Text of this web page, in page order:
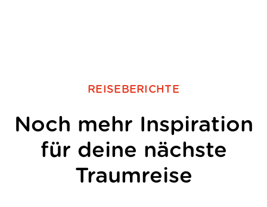
REISEBERICHTE
Noch mehr Inspiration
für deine nächste
Traumreise